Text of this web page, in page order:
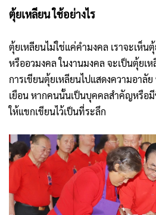
ตุ้ยเหลียน ใช้อย่างไร
ตุ้ยเหลียนไม่ใช่แค่คำมงคล เราจะเห็น
หรืออวมงคล ในงานมงคล จะเป็นตุ้ยเ
การเขียนตุ้ยเหลียนไปแสดงความอาลั
เยือน หากคนนั้นเป็นบุคคลสำคัญหรือมี
ให้แขกเขียนไว้เป็นที่ระลึก